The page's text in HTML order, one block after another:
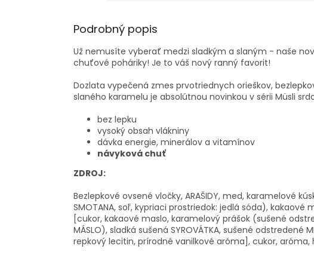
Podrobný popis
Už nemusíte vyberať medzi sladkým a slaným - naše
chuťové poháriky! Je to váš nový ranný favorit!
Dozlata vypečená zmes prvotriednych orieškov,
slaného karamelu je absolútnou novinkou v sérii Müsli
bez lepku
vysoký obsah vlákniny
dávka energie, minerálov a vitamínov
návyková chuť
ZDROJ:
Bezlepkové ovsené vločky, ARAŠIDY, med, karamelové
SMOTANA, soľ, kypriaci prostriedok: jedlá sóda), kakaové
[cukor, kakaové maslo, karamelový prášok (sušené
MÁSLO), sladká sušená SYROVÁTKA, sušené odstredené
repkový lecitin, prírodné vanilkové aróma], cukor, aróma,